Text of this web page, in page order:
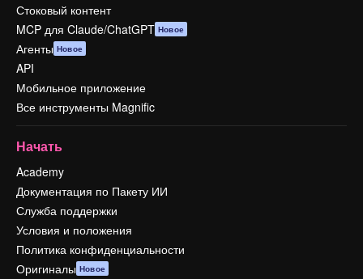
Стоковый контент
MCP для Claude/ChatGPT Новое
Агенты Новое
API
Мобильное приложение
Все инструменты Magnific
Начать
Academy
Документация по Пакету ИИ
Служба поддержки
Условия и положения
Политика конфиденциальности
Оригиналы Новое